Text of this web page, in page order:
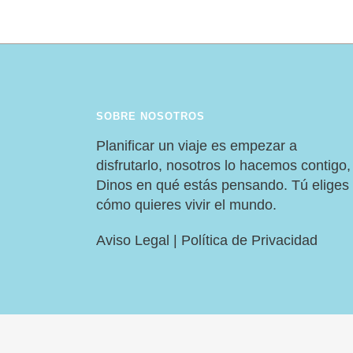
SOBRE NOSOTROS
Planificar un viaje es empezar a
disfrutarlo, nosotros lo hacemos contigo,
Dinos en qué estás pensando. Tú eliges
cómo quieres vivir el mundo.
Aviso Legal | Política de Privacidad